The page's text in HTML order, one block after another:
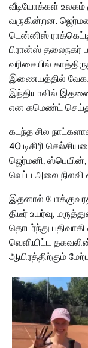
வீடியோக்கள் உலகம்
வருகின்றன.
டென்னிஸ்
பிரான்ஸ் தலைநகர்
வரிசையில்
இணையத்தில்
இந்தியாவில்
என கமெண்ட்
கடந்த சில
40 டிகிரி
ஜெர்மனி, ஸ்பெயின்,
வெப்ப அலை நிலவி
இதனால்
திடீர் உயர்வு,
தொடர்ந்து
வெளியிட்ட
ஆயிரத்திற்கும்